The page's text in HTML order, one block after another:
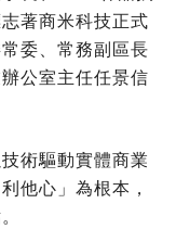
著商米科技正式
委、常務副區長
公室主任任景信
術驅動實體商業
他心」為根本，